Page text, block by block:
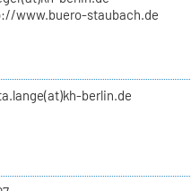
www.buero-staubach.de
berlin.de